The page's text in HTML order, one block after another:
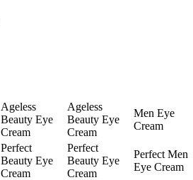
Ageless
Beauty Eye
Cream
Ageless
Beauty Eye
Cream
Men Eye
Cream
Perfect
Beauty Eye
Cream
Perfect
Beauty Eye
Cream
Perfect Men
Eye Cream